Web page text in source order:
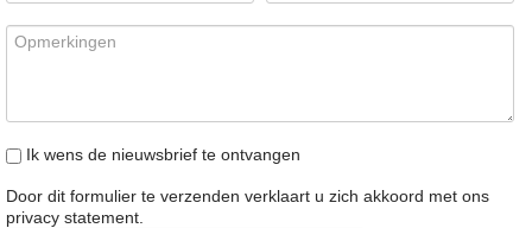
Ik wens de nieuwsbrief te ontvangen
Door dit formulier te verzenden verklaart u zich akkoord met ons
privacy statement